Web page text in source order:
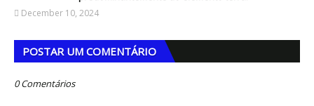
December 10, 2024
POSTAR UM COMENTÁRIO
0 Comentários